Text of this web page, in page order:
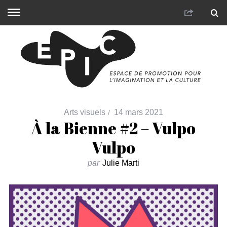
Arts visuels 14 mars 2021
À la Bienne #2 – Vulpo
Vulpo
par Julie Marti